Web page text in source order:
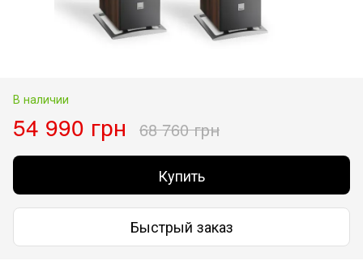
В наличии
54 990 грн 68 760 грн
Купить
Быстрый заказ